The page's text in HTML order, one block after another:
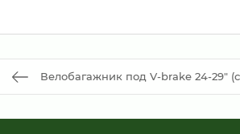
Велобагажник под V-brake 24-29"